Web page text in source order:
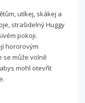
utíkej, skákej a
strašidelný Huggy
pokoji.
hororovým
se může volně
mohl otevřít